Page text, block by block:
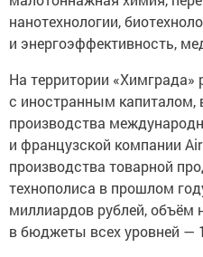
нанотехнологии,
и энергоэффективность,
На территории
с иностранным капиталом,
производства
и французской компании
производства товарной
технополиса в прошлом
миллиардов рублей, объём
в бюджеты всех уровней —